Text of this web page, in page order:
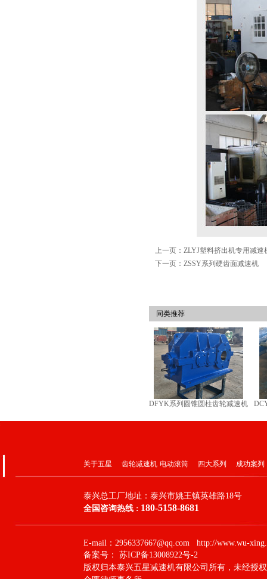
上一页：ZLYJ塑料挤出机专用减速
下一页：ZSSY系列硬齿面减速机
同类推荐
DFYK系列圆锥圆柱齿轮减速机
关于五星 齿轮减速机 电动滚筒 四大系列 成功案列
泰兴总工厂地址： 泰兴市姚王镇英雄路18号
全国咨询热线 ： 180-5158-8681
E-mail：2956337667@qq.com http://www.wu-
备案号： 苏ICP备13008922号-2
版权归本泰兴五星减速机有限公司所有，未经授